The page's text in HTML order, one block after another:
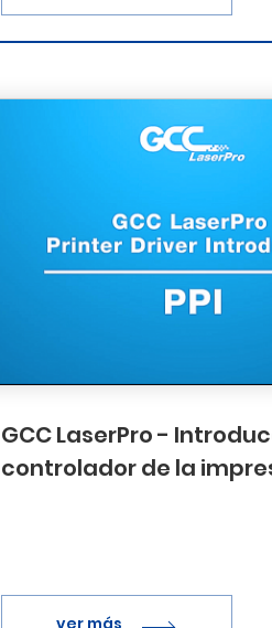
GCC LaserPro -
controlador de la
ver más